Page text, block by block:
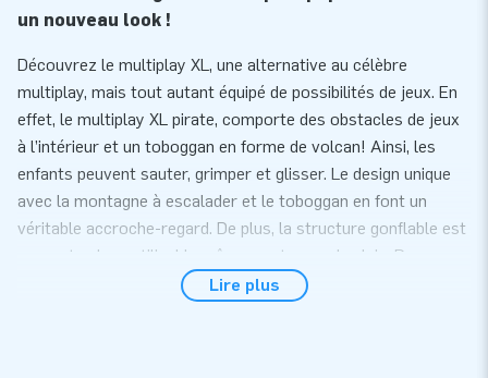
un nouveau look !
Découvrez le multiplay XL, une alternative au célèbre
multiplay, mais tout autant équipé de possibilités de jeux. En
effet, le multiplay XL pirate, comporte des obstacles de jeux
à l’intérieur et un toboggan en forme de volcan! Ainsi, les
enfants peuvent sauter, grimper et glisser. Le design unique
avec la montagne à escalader et le toboggan en font un
véritable accroche-regard. De plus, la structure gonflable est
couverte, donc utilisable même par temps de pluie. Par
ailleurs, les parents peuvent surveiller en toute sécurité leurs
Lire plus